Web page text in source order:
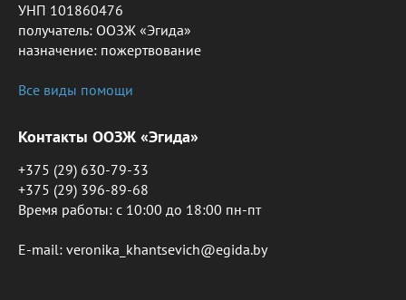
УНП 101860476
получатель: ООЗЖ «Эгида»
назначение: пожертвование
Все виды помощи
Контакты ООЗЖ «Эгида»
+375 (29) 630-79-33
+375 (29) 396-89-68
Время работы: c 10:00 до 18:00 пн-пт
E-mail: veronika_khantsevich@egida.by